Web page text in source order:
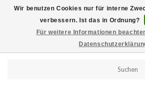
Wir benutzen Cookies nur für interne
verbessern. Ist das in Ordnung?
Für weitere Informationen